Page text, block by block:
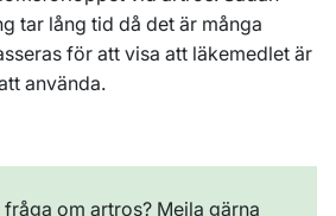
tar lång tid då det är många
för att visa att läkemedlet är
använda.
om artros? Mejla gärna